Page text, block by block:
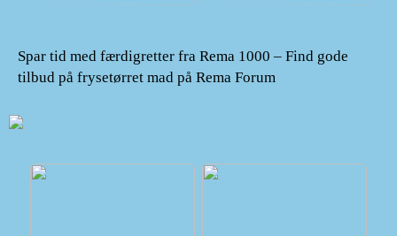
Spar tid med færdigretter fra Rema 1000 – Find gode
tilbud på frysetørret mad på Rema Forum